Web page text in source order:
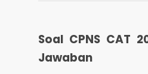
Soal CPNS CAT
Jawaban